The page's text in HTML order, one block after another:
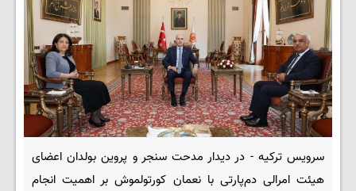
سرویس ترکیه - در دیدار مدحت سنجر و پروین بولدان اعضای
هیئت امرالی دم‌پارتی با نعمان کورتولموش بر اهمیت انجام